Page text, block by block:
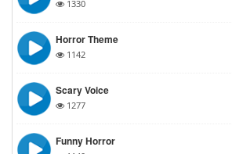
1330
Horror Theme
1142
Scary Voice
1277
Funny Horror